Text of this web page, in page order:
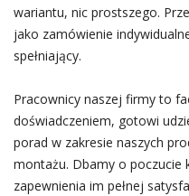
wariantu, nic prostszego.
jako zamówienie
spełniający.
Pracownicy naszej firmy to
doświadczeniem, gotowi
porad w zakresie naszych
montażu. Dbamy o
zapewnienia im pełnej